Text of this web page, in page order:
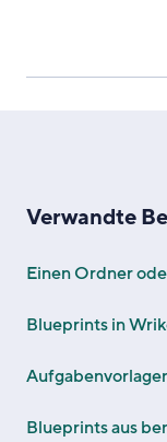
Verwandte
Einen Ordner
Blueprints in
Blueprints aus